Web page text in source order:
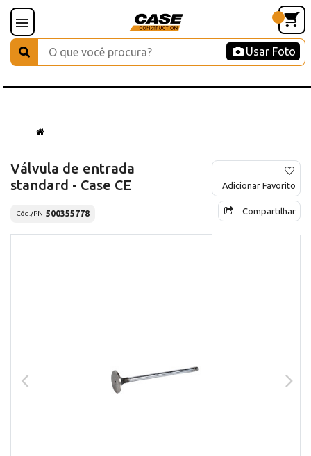
Usar Foto
Válvula de entrada
standard - Case CE
Cód./PN 500355778
Adicionar Favorito
Compartilhar